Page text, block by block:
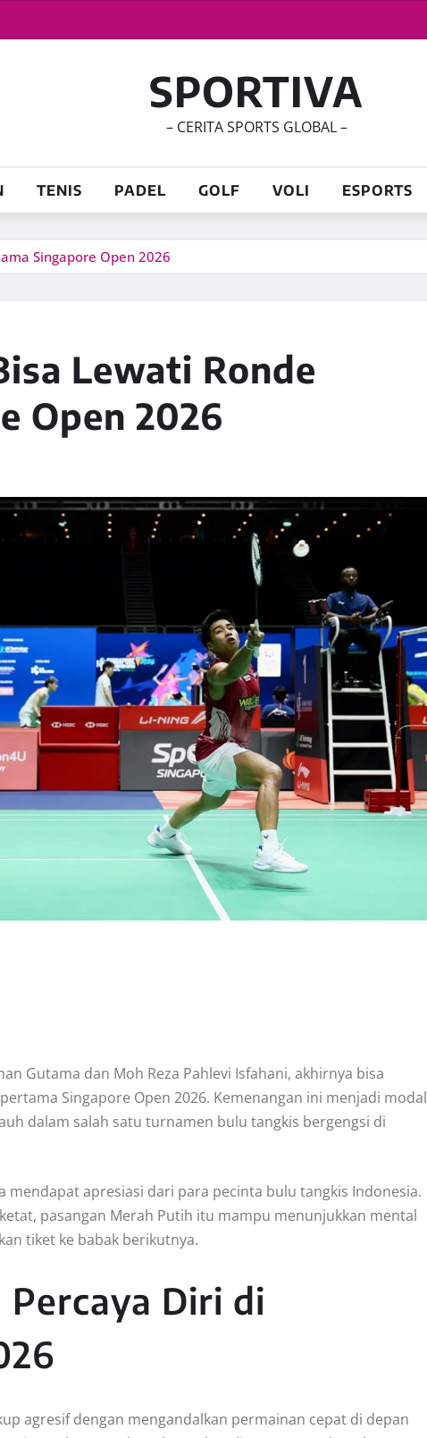
SPORTIVA
– CERITA SPORTS GLOBAL –
TENIS PADEL GOLF VOLI ESPORTS
Singapore Open 2026
Lewati Ronde
Open 2026
Gutama dan Moh Reza Pahlevi Isfahani, akhirnya bisa
Singapore Open 2026. Kemenangan ini menjadi modal
dalam salah satu turnamen bulu tangkis bergengsi di
mendapat apresiasi dari para pecinta bulu tangkis Indonesia.
pasangan Merah Putih itu mampu menunjukkan mental
tiket ke babak berikutnya.
Percaya Diri di
agresif dengan mengandalkan permainan cepat di depan